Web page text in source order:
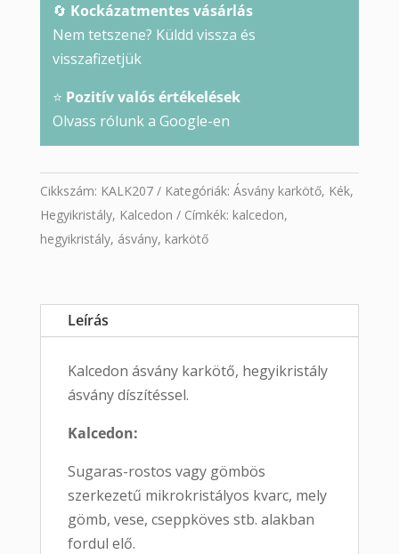
🔄 Kockázatmentes vásárlás
Nem tetszene? Küldd vissza és
visszafizetjük
⭐ Pozitív valós értékelések
Olvass rólunk a Google-en
Cikkszám: KALK207 Kategóriák: Ásvány karkötő, Kék,
Hegyikristály, Kalcedon Címkék: kalcedon,
hegyikristály, ásvány, karkötő
Leírás
Kalcedon ásvány karkötő, hegyikristály
ásvány díszítéssel.
Kalcedon:
Sugaras-rostos vagy gömbös
szerkezetű mikrokristályos kvarc, mely
gömb, vese, cseppköves stb. alakban
fordul elő.